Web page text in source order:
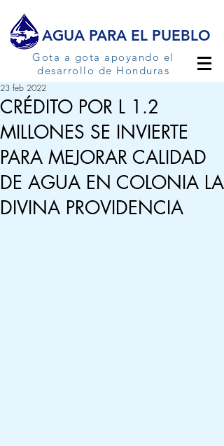
AGUA PARA EL PUEBLO
Gota a gota apoyando el
desarrollo de Honduras
CRÉDITO POR L 1.2
MILLONES SE INVIERTE
PARA MEJORAR CALIDAD
DE AGUA EN COLONIA LA
DIVINA PROVIDENCIA
23 feb 2022